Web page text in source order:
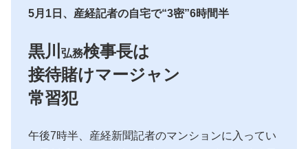
5月1日、産経記者の自宅で“3密”6時間半
黒川 弘務検事長は
接待賭けマージャン
常習犯
午後7時半、産経新聞記者のマンションに入ってい